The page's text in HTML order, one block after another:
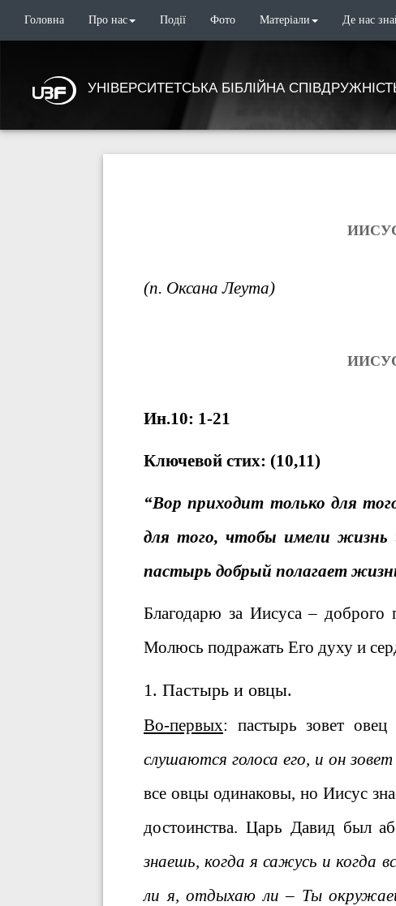
Головна Про нас Події Фото Матеріали Де нас
УНІВЕРСИТЕТСЬКА БІБЛІЙНА
(п. Оксана Леута)
Ин.10: 1-21
Ключевой стих: (10,11)
“Вор приходит только для
для того, чтобы имели
пастырь добрый полагает
Благодарю за Иисуса –
Молюсь подражать Его духу и
1. Пастырь и овцы.
Во-первых: пастырь зовет
слушаются голоса его, и он
все овцы одинаковы, но Иисус
достоинства. Царь Давид был
знаешь, когда я сажусь и когда
ли я, отдыхаю ли – Ты